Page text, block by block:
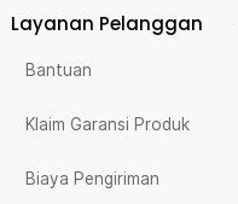
Layanan Pelanggan
Bantuan
Klaim Garansi Produk
Biaya Pengiriman